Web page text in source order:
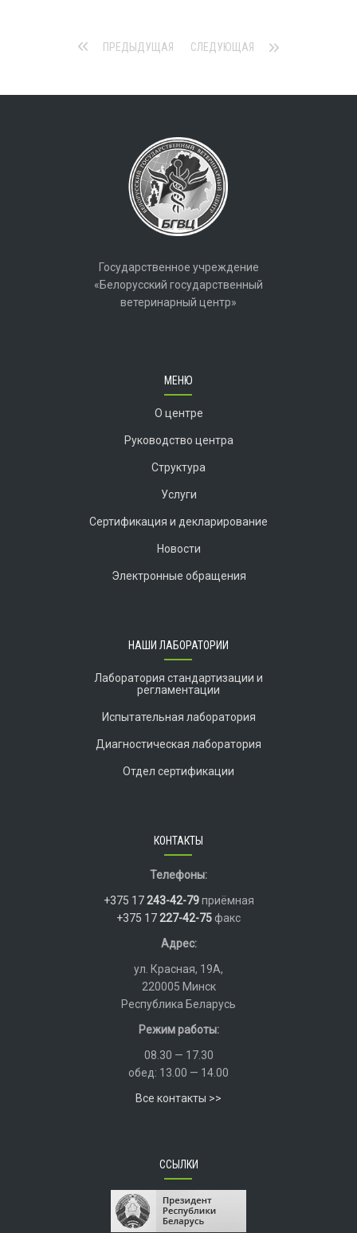
ПРЕДЫДУЩАЯ СЛЕДУЮЩАЯ
Государственное учреждение
«Белорусский государственный
ветеринарный центр»
МЕНЮ
О центре
Руководство центра
Структура
Услуги
Сертификация и декларирование
Новости
Электронные обращения
НАШИ ЛАБОРАТОРИИ
Лаборатория стандартизации и
регламентации
Испытательная лаборатория
Диагностическая лаборатория
Отдел сертификации
КОНТАКТЫ
Телефоны:
+375 17243-42-79приёмная
+375 17227-42-75факс
Адрес:
ул. Красная, 19А,
220005 Минск
Республика Беларусь
Режим работы:
08.30 — 17.30
обед: 13.00 — 14.00
Все контакты >>
ССЫЛКИ